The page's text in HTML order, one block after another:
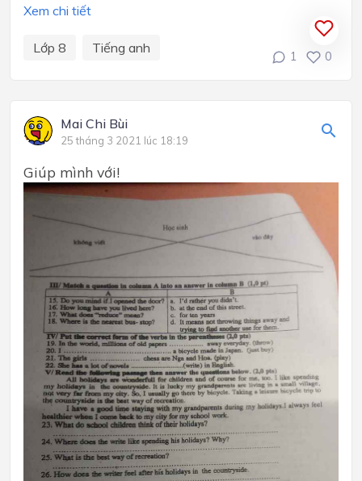
Xem chi tiết
Lớp 8 Tiếng anh
1 0
Mai Chi Bùi
25 tháng 3 2021 lúc 18:19
Giúp mình với!